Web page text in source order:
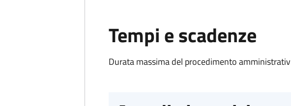
Tempi e scadenze
Durata massima del procedimento